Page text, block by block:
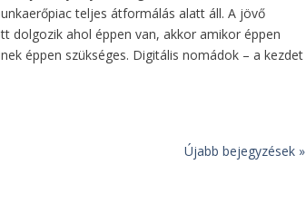
teljes átformálás alatt áll. A jövő
dolgozik ahol éppen van, akkor amikor éppen
éppen szükséges. Digitális nomádok – a kezdet
Újabb bejegyzések »